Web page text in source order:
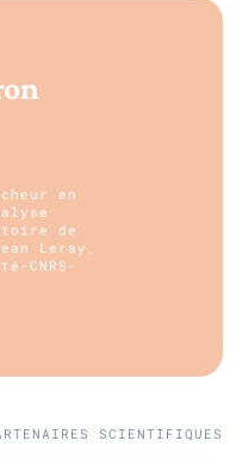
en
de
Leray,
CNRS-
SCIENTIFIQUES